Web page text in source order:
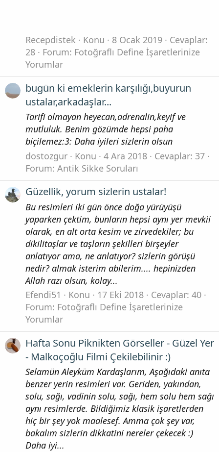
Recepdistek Konu 8 Ocak 2019
Cevaplar:
28
Forum: Fotoğraflı Define İşaretlerinize
Yorumlar
bugün ki emeklerin karşılığı,buyurun
ustalar,arkadaşlar...
Tarifi olmayan heyecan,adrenalin,keyif ve
mutluluk. Benim gözümde hepsi paha
biçilemez:3: Daha iyileri sizlerin olsun
dostozgur
Konu 4 Ara 2018
Cevaplar: 37
Forum: Antik Sikke Soruları
Güzellik, yorum sizlerin ustalar!
Bu resimleri iki gün önce doğa yürüyüşü
yaparken çektim, bunların hepsi aynı yer mevkii
olarak, en alt orta kesim ve zirvedekiler; bu
dikilitaşlar ve taşların şekilleri birşeyler
anlatıyor ama, ne anlatıyor? sizlerin görüşü
nedir? almak isterim abilerim.... hepinizden
Allah razı olsun, kolay...
Efendi51
Konu 17 Eki 2018
Cevaplar: 40
Forum: Fotoğraflı Define İşaretlerinize
Yorumlar
Hafta Sonu Piknikten Görseller - Güzel Yer
- Malkoçoğlu Filmi Çekilebilinir :)
Selamün Aleyküm Kardaşlarım, Aşağıdaki anıta
benzer yerin resimleri var. Geriden, yakından,
solu, sağı, vadinin solu, sağı, hem solu hem sağı
aynı resimlerde. Bildiğimiz klasik işaretlerden
hiç bir şey yok maalesef. Amma çok şey var,
bakalım sizlerin dikkatini nereler çekecek :)
Daha iyi...